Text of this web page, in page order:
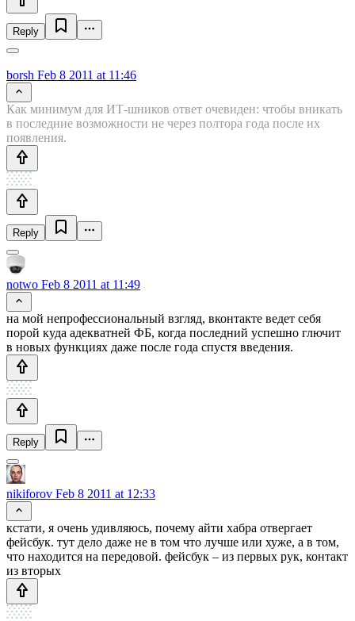
Reply
borsh Feb 8 2011 at 11:46
Как минимум для ИТ-шников ответ очевиден: чтобы вникать
в последние возможности не через полтора года после их
появления.
Reply
notwo Feb 8 2011 at 11:49
на мой непрофессиональный взгляд, вконтакте ведет себя
порой куда адекватней ФБ, когда последний успешно глючит
в новых функциях даже после года спустя введения.
Reply
nikiforov Feb 8 2011 at 12:33
кстати, я очень удивляюсь, почему айти хабра отвергает
фейсбук. тут дело даже не в том что лучше или хуже, а в том,
что находится на передовой. фейсбук – из первых рук, контакт
из вторых